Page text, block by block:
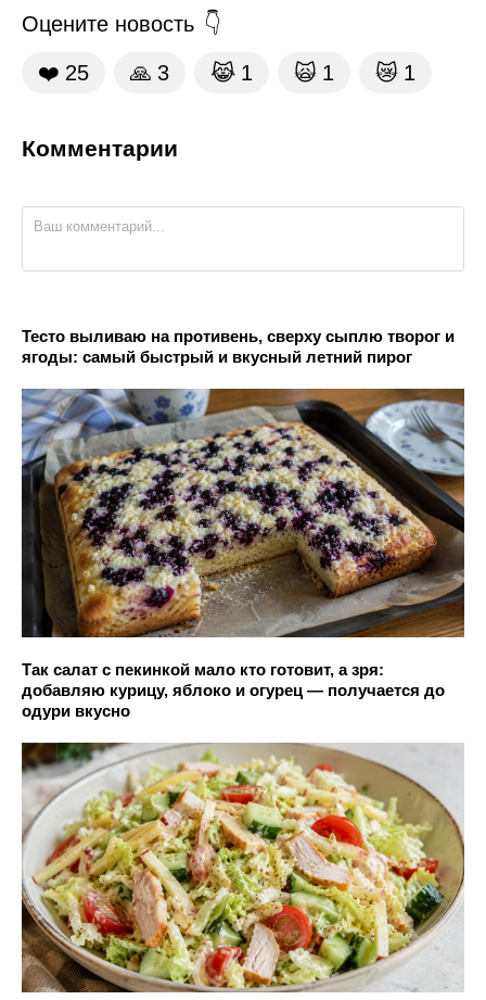
Оцените новость
❤️ 25 🙏 3 😹 1 🙀 1 😿 1
Комментарии
Тесто выливаю на противень, сверху сыплю творог и
ягоды: самый быстрый и вкусный летний пирог
Так салат с пекинкой мало кто готовит, а зря:
добавляю курицу, яблоко и огурец — получается до
одури вкусно